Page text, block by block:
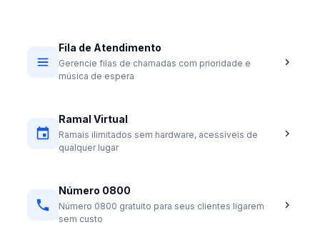
Fila de Atendimento
Gerencie filas de chamadas com prioridade e
música de espera
Ramal Virtual
Ramais ilimitados sem hardware, acessíveis de
qualquer lugar
Número 0800
Número 0800 gratuito para seus clientes ligarem
sem custo